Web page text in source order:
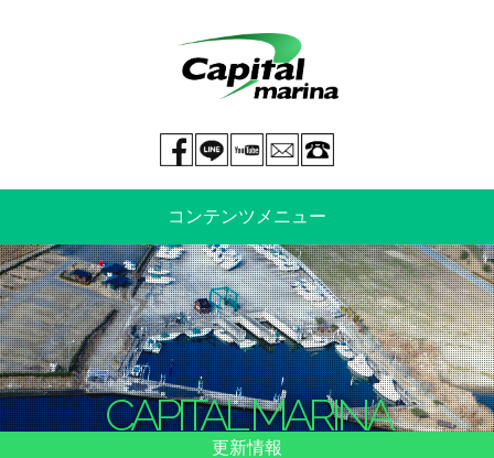
mail
You tube
LINE@
Facebook page
コンテンツメニュー
中古艇情報 新艇情報
船のご売却 整備・特殊艤装
船舶保険 マリーナ情報・料金表
CAPITAL MARINA
更新情報